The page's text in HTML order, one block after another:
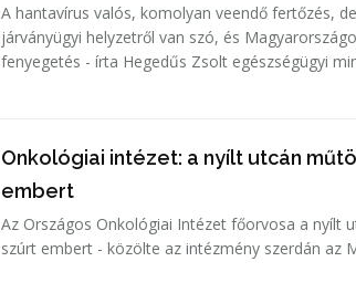
A hantavírus valós, komolyan veendő fertőzés,
járványügyi helyzetről van szó, és
fenyegetés - írta Hegedűs Zsolt egészségügyi
Onkológiai intézet: a nyílt utcán
embert
Az Országos Onkológiai Intézet főorvosa a nyílt
szúrt embert - közölte az intézmény szerdán az